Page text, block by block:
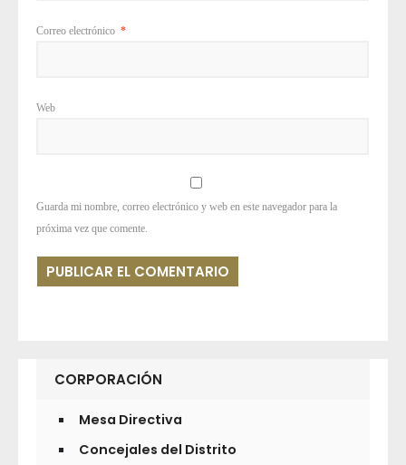
Correo electrónico *
Web
Guarda mi nombre, correo electrónico y web en este navegador para la
próxima vez que comente.
CORPORACIÓN
Mesa Directiva
Concejales del Distrito